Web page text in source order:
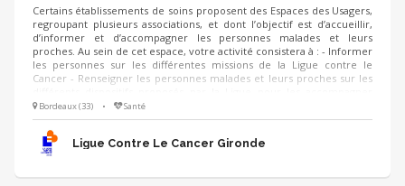
Certains établissements de soins proposent des Espaces des Usagers,
regroupant plusieurs associations, et dont l’objectif est d’accueillir,
d’informer et d’accompagner les personnes malades et leurs
proches. Au sein de cet espace, votre activité consistera à : - Informer
les personnes sur les différentes missions de la Ligue contre le
Cancer - Renseigner les personnes malades et leurs proches sur les
dans leur parcours de soins Compétences: - Capacité d’écoute,
empathie - Respect de la confidentialité - Aisance orale et qualités
relationnelles - Capacité à travailler en équipe et à respecter les
consignes
Bordeaux (33) • Santé
Ligue Contre Le Cancer Gironde